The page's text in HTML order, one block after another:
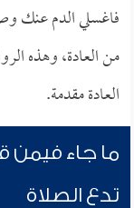
فاغسلي الدم عنك
من العادة، وهذه
العادة مقدمة.
ما جاء فيمن
تدع الصلاة